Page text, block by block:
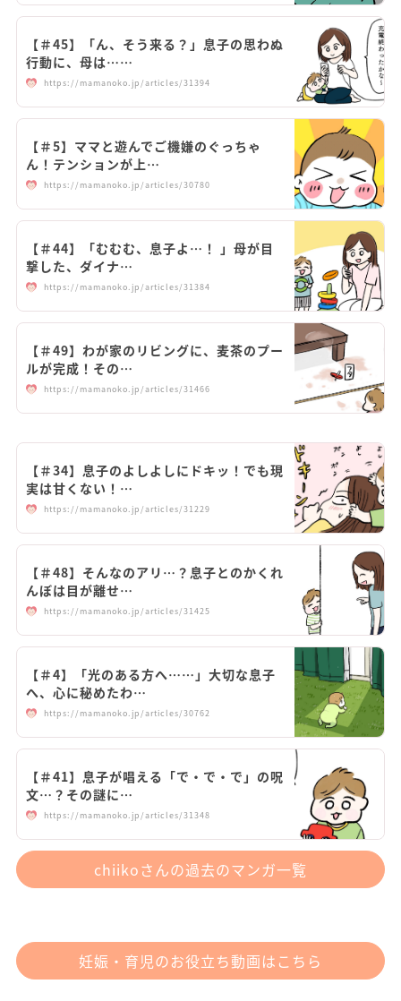
【＃45】「ん、そう来る？」息子の思わぬ
行動に、母は……
https://mamanoko.jp/articles/31394
【＃5】ママと遊んでご機嫌のぐっちゃ
ん！テンションが上…
https://mamanoko.jp/articles/30780
【＃44】「むむむ、息子よ…！ 」母が目
撃した、ダイナ…
https://mamanoko.jp/articles/31384
【＃49】わが家のリビングに、麦茶のプー
ルが完成！その…
https://mamanoko.jp/articles/31466
【＃34】息子のよしよしにドキッ！でも現
実は甘くない！…
https://mamanoko.jp/articles/31229
【＃48】そんなのアリ…？息子とのかくれ
んぼは目が離せ…
https://mamanoko.jp/articles/31425
【＃4】「光のある方へ……」大切な息子
へ、心に秘めたわ…
https://mamanoko.jp/articles/30762
【＃41】息子が唱える「で・で・で」の呪
文…？その謎に…
https://mamanoko.jp/articles/31348
chiikoさんの過去のマンガ一覧
妊娠・育児のお役立ち動画はこちら